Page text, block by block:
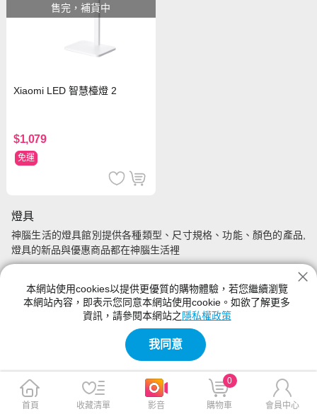
售完，補貨中
Xiaomi LED 智慧檯燈 2
$1,079
免運
燈具
神腦生活的燈具館別提供各種類型、尺寸規格、功能、顏色的產品,
燈具的新品與優惠商品都在神腦生活裡
本網站使用cookies以提供更優質的購物體驗，若您繼續瀏覽
本網站內容，即表示您同意本網站使用cookie。如欲了解更多
資訊，請參閱本網站之 隱私權政策
我同意
首頁 收藏清單 影音 購物車
0
會員中心